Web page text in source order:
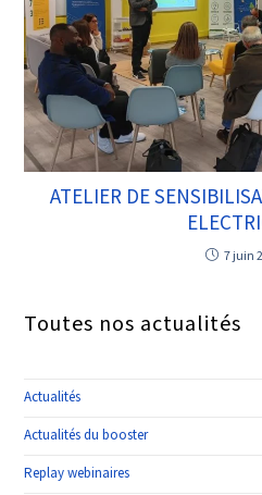
ATELIER DE
7 juin
Toutes nos actualités
Actualités
Actualités du booster
Replay webinaires